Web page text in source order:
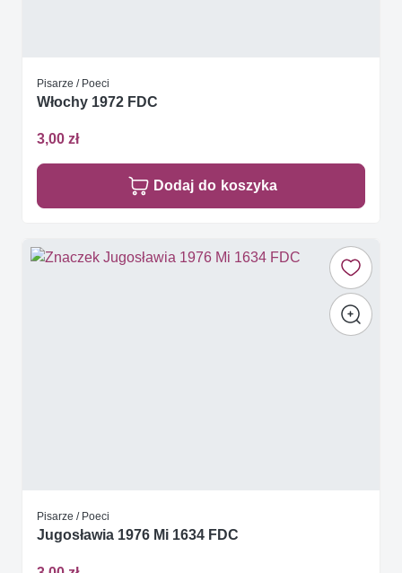
Pisarze / Poeci
Włochy 1972 FDC
3,00 zł
Dodaj do koszyka
Pisarze / Poeci
Jugosławia 1976 Mi 1634 FDC